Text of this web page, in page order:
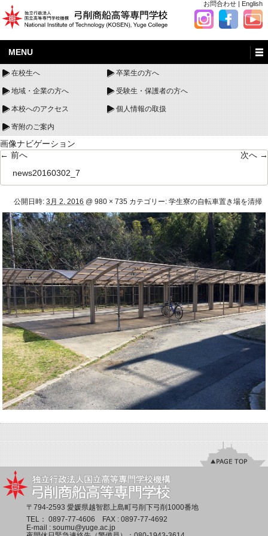
お問合わせ | English
MENU
在校生へ 卒業生の方へ
地域・企業の方へ 受験生・保護者の方へ
本校へのアクセス 個人情報の取扱
寄附のご案内
画像ナビゲーション
← 前へ
次へ →
news20160302_7
公開日時: 3月 2, 2016 @ 980 × 735 カテゴリー: 学生寮の自転車置き場を清掃
〒794-2593 愛媛県越智郡上島町弓削下弓削1000番地
TEL： 0897-77-4606 FAX : 0897-77-4692
E-mail : soumu@yuge.ac.jp